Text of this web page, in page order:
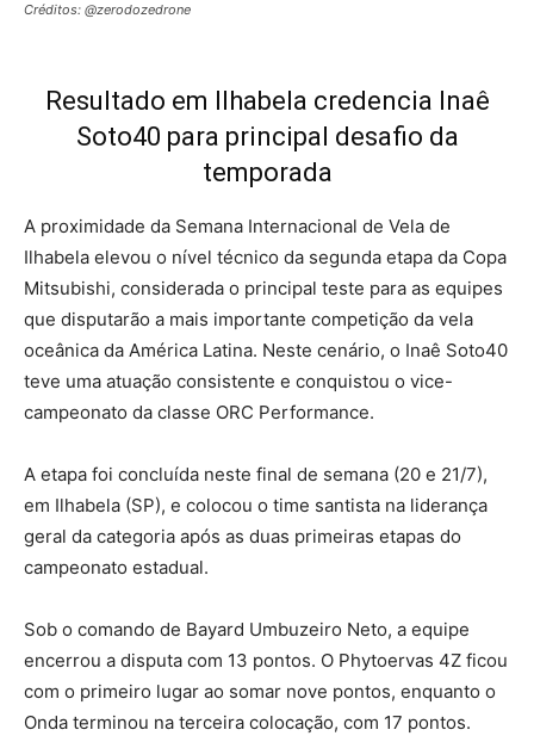
Créditos: @zerodozedrone
Resultado em Ilhabela credencia Inaê
Soto40 para principal desafio da
temporada
A proximidade da Semana Internacional de Vela de
Ilhabela elevou o nível técnico da segunda etapa da Copa
Mitsubishi, considerada o principal teste para as equipes
que disputarão a mais importante competição da vela
oceânica da América Latina. Neste cenário, o Inaê Soto40
teve uma atuação consistente e conquistou o vice-
campeonato da classe ORC Performance.
A etapa foi concluída neste final de semana (20 e 21/7),
em Ilhabela (SP), e colocou o time santista na liderança
geral da categoria após as duas primeiras etapas do
campeonato estadual.
Sob o comando de Bayard Umbuzeiro Neto, a equipe
encerrou a disputa com 13 pontos. O Phytoervas 4Z ficou
com o primeiro lugar ao somar nove pontos, enquanto o
Onda terminou na terceira colocação, com 17 pontos.